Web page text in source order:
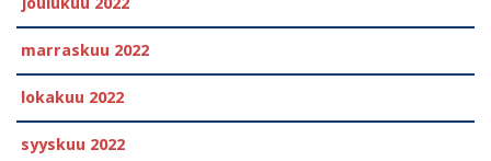
marraskuu 2022
lokakuu 2022
syyskuu 2022